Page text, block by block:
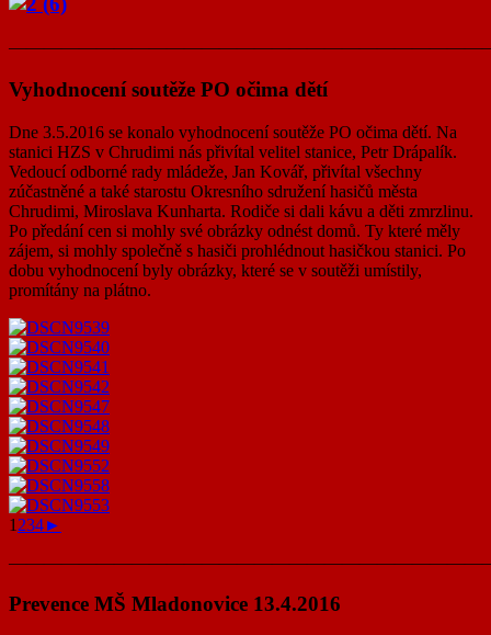
Vyhodnocení soutěže PO očima dětí
Dne 3.5.2016 se konalo vyhodnocení soutěže PO očima dětí. Na
stanici HZS v Chrudimi nás přivítal velitel stanice, Petr Drápalík.
Vedoucí odborné rady mládeže, Jan Kovář, přivítal všechny
zúčastněné a také starostu Okresního sdružení hasičů města
Chrudimi, Miroslava Kunharta. Rodiče si dali kávu a děti zmrzlinu.
Po předání cen si mohly své obrázky odnést domů. Ty které měly
zájem, si mohly společně s hasiči prohlédnout hasičkou stanici. Po
dobu vyhodnocení byly obrázky, které se v soutěži umístily,
promítány na plátno.
1 234►
Prevence MŠ Mladonovice 13.4.2016